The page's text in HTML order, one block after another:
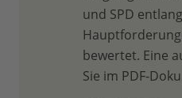
und SPD
bewertet. Eine
Sie im PDF-